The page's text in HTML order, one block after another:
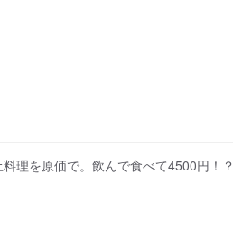
理を原価で。飲んで食べて4500円！？